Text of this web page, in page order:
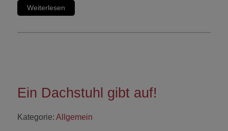
Weiterlesen
Ein Dachstuhl gibt auf!
Kategorie: Allgemein